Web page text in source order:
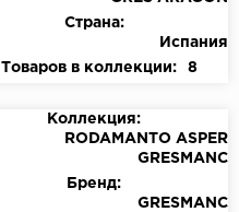
Страна:
Испания
Товаров в коллекции:
8
Коллекция:
RODAMANTO ASPER
GRESMANC
Бренд:
GRESMANC